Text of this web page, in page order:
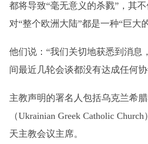
都将导致“毫无意义的杀戮”，其不
对“整个欧洲大陆”都是一种“巨大
他们说：“我们关切地获悉到消息
间最近几轮会谈都没有达成任何
主教声明的署名人包括乌克兰希
（Ukrainian Greek Catholic Church）
天主教会议主席。